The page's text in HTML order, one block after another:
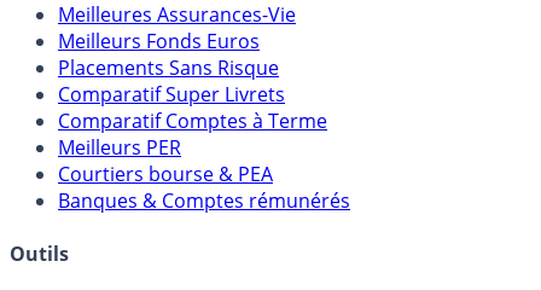
Meilleures Assurances-Vie
Meilleurs Fonds Euros
Placements Sans Risque
Comparatif Super Livrets
Comparatif Comptes à Terme
Meilleurs PER
Courtiers bourse & PEA
Banques & Comptes rémunérés
Outils